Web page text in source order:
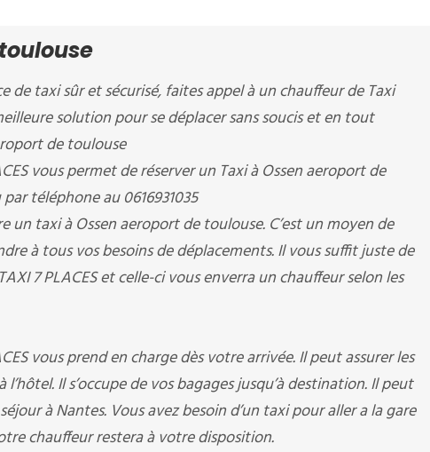
de taxi sûr et sécurisé, faites appel à un chauffeur de Taxi
solution pour se déplacer sans soucis et en tout
de toulouse
vous permet de réserver un Taxi à Ossen aeroport de
téléphone au 0616931035
un taxi à Ossen aeroport de toulouse. C’est un moyen de
à tous vos besoins de déplacements. Il vous suffit juste de
7 PLACES et celle-ci vous enverra un chauffeur selon les
vous prend en charge dès votre arrivée. Il peut assurer les
Il s’occupe de vos bagages jusqu’à destination. Il peut
à Nantes. Vous avez besoin d’un taxi pour aller a la gare
chauffeur restera à votre disposition.